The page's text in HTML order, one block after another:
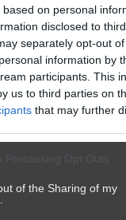
on personal
disclosed to
separately opt-out
information by
participants. This
us to third parties on
that may further
Processing Opt Outs
of the Sharing of my
temu